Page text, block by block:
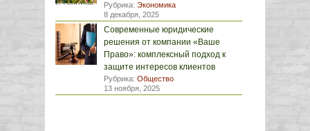
Рубрика: Экономика
8 декабря, 2025
Современные юридические
решения от компании «Ваше
Право»: комплексный подход к
защите интересов клиентов
Рубрика: Общество
13 ноября, 2025